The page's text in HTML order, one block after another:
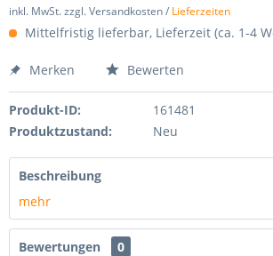
inkl. MwSt. zzgl. Versandkosten / Lieferzeiten
Mittelfristig lieferbar, Lieferzeit (ca. 1-4
Merken Bewerten
Produkt-ID:
161481
Produktzustand:
Neu
Beschreibung
mehr
Bewertungen
0